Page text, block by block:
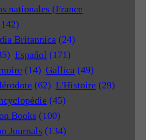
nationales (France
Britannica (24)
Español (171)
(14) Gallica (49)
(62) L'Histoire (29)
(45)
Books (100)
Journals (134)